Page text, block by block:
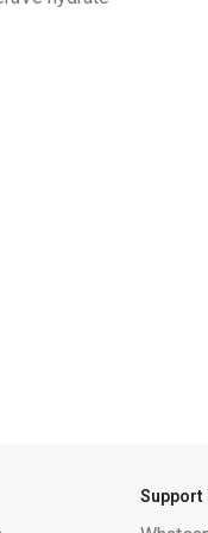
Support